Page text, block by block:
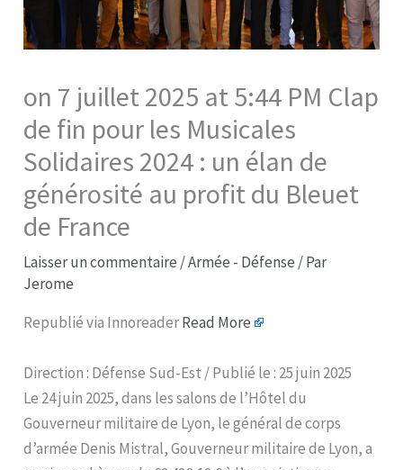
on 7 juillet 2025 at 5:44 PM Clap
de fin pour les Musicales
Solidaires 2024 : un élan de
générosité au profit du Bleuet
de France​
Laisser un commentaire /Armée - Défense / Par
Jerome
Republié via InnoreaderRead More
Direction : Défense Sud-Est / Publié le : 25 juin 2025
Le 24 juin 2025, dans les salons de l’Hôtel du
Gouverneur militaire de Lyon, le général de corps
d’armée Denis Mistral, Gouverneur militaire de Lyon, a